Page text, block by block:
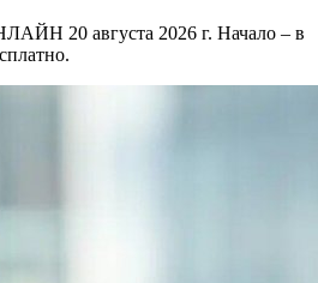
20 августа 2026 г. Начало – в